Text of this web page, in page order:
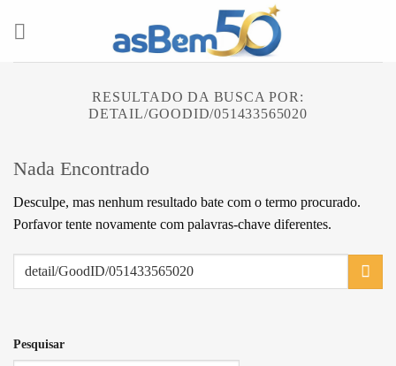
RESULTADO DA BUSCA POR:
DETAIL/GOODID/051433565020
Nada Encontrado
Desculpe, mas nenhum resultado bate com o termo procurado.
Porfavor tente novamente com palavras-chave diferentes.
Pesquisar